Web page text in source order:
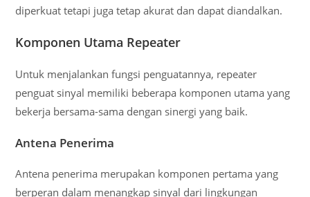
diperkuat tetapi juga tetap akurat dan dapat diandalkan.
Komponen Utama Repeater
Untuk menjalankan fungsi penguatannya, repeater
penguat sinyal memiliki beberapa komponen utama yang
bekerja bersama-sama dengan sinergi yang baik.
Antena Penerima
Antena penerima merupakan komponen pertama yang
berperan dalam menangkap sinyal dari lingkungan